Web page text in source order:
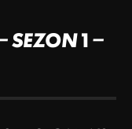
SEZON 1 –